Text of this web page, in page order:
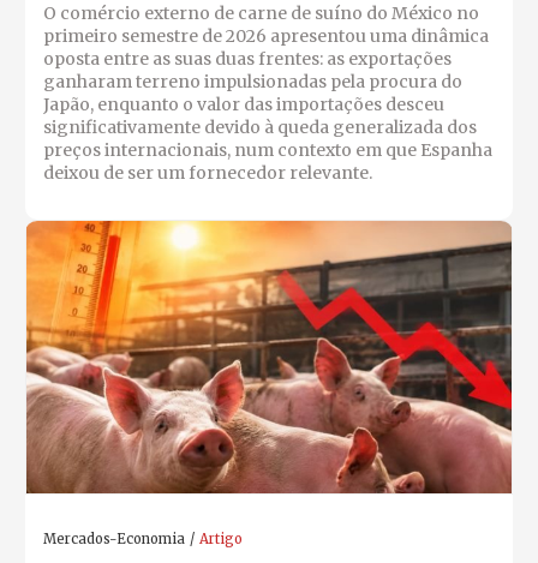
O comércio externo de carne de suíno do México no
primeiro semestre de 2026 apresentou uma dinâmica
oposta entre as suas duas frentes: as exportações
ganharam terreno impulsionadas pela procura do
Japão, enquanto o valor das importações desceu
significativamente devido à queda generalizada dos
preços internacionais, num contexto em que Espanha
deixou de ser um fornecedor relevante.
Mercados-Economia Artigo